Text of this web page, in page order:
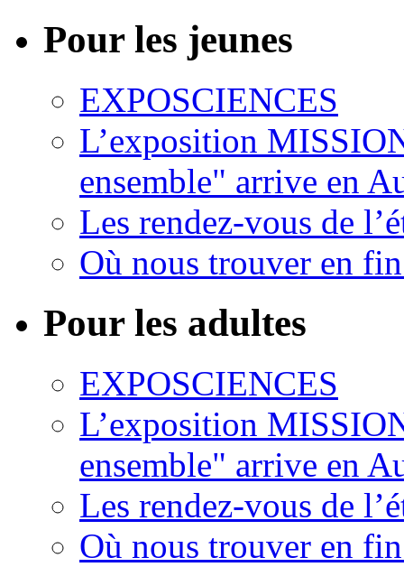
Pour les jeunes
EXPOSCIENCES
L’exposition
ensemble" arrive en
Les rendez-vous de
Où nous trouver en
Pour les adultes
EXPOSCIENCES
L’exposition
ensemble" arrive en
Les rendez-vous de
Où nous trouver en